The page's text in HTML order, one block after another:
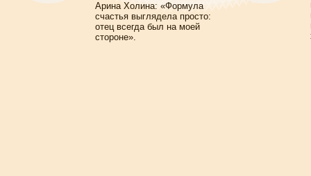
Арина Холина: «Формула
счастья выглядела просто:
отец всегда был на моей
стороне».